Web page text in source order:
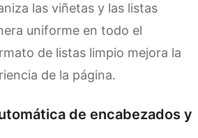
las viñetas y las listas
uniforme en todo el
de listas limpio mejora la
de la página.
de encabezados y